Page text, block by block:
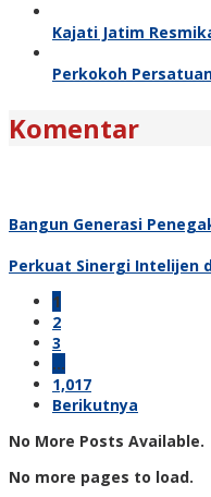
Kajati Jatim
Perkokoh
Komentar
Bangun Generasi
Perkuat Sinergi Intelijen
1
2
3
…
1,017
Berikutnya
No More Posts Available.
No more pages to load.